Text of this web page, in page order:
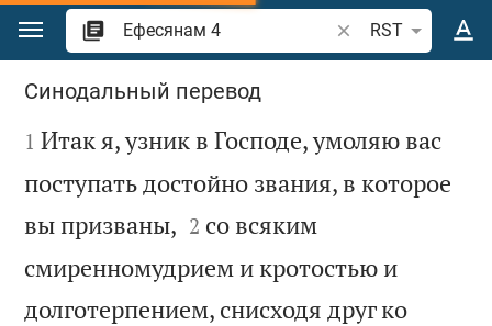
Перейти к содержанию
Поиск по отрывку
RST
Ефесянам 4
Синодальный перевод

1 Итак я, узник в Господе, умоляю вас
поступать достойно звания, в которое
вы призваны, 

2 со всяким
смиренномудрием и кротостью и
долготерпением, снисходя друг ко